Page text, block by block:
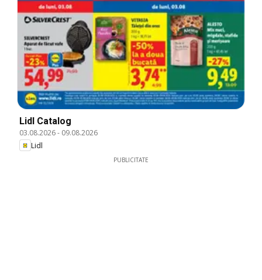
Lidl Catalog
03.08.2026- 09.08.2026
Lidl
PUBLICITATE